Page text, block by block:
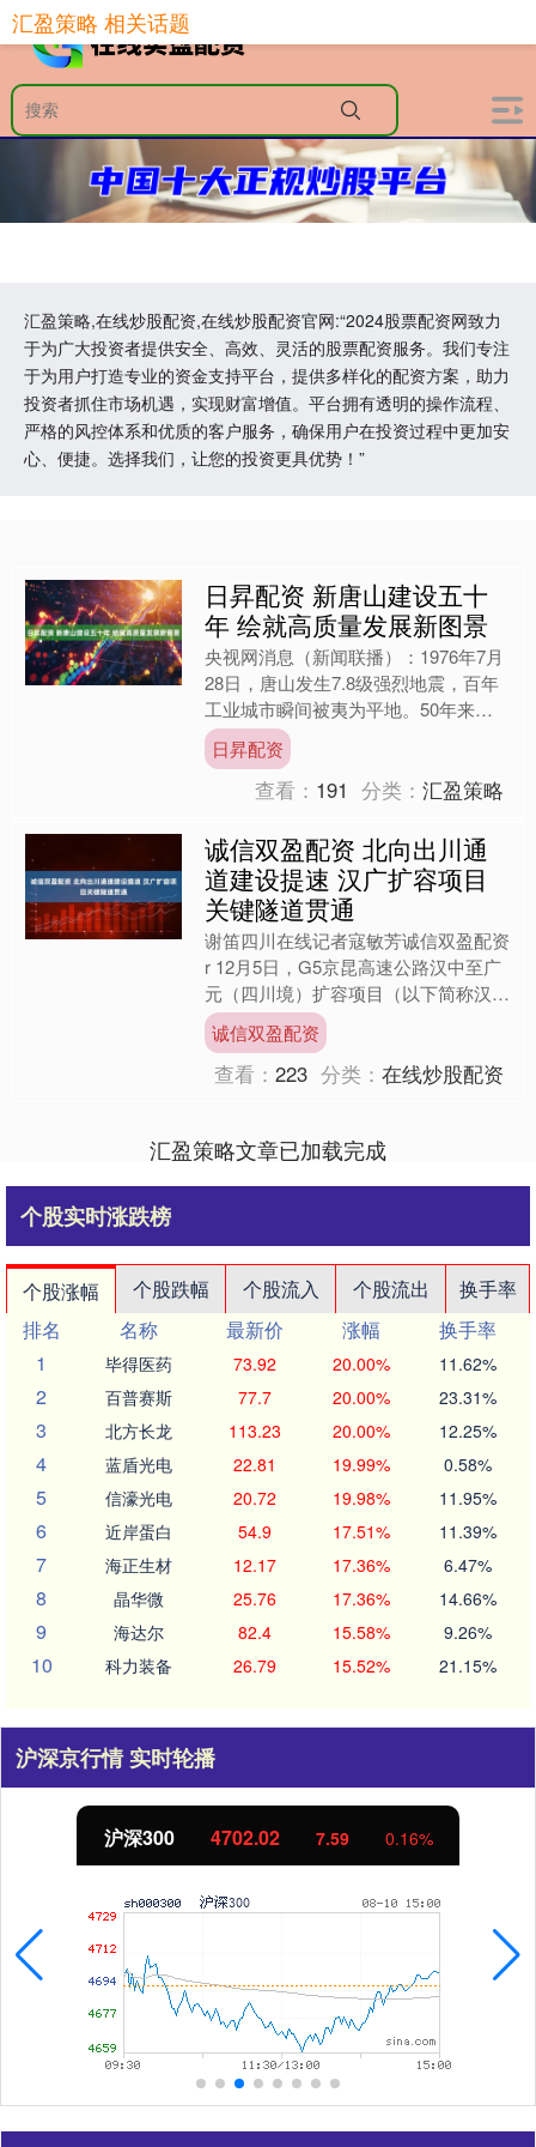
汇盈策略,在线炒股配资,在线炒股配资官网:“2024股票配资网致力
于为广大投资者提供安全、高效、灵活的股票配资服务。我们专注
于为用户打造专业的资金支持平台，提供多样化的配资方案，助力
投资者抓住市场机遇，实现财富增值。平台拥有透明的操作流程、
严格的风控体系和优质的客户服务，确保用户在投资过程中更加安
心、便捷。选择我们，让您的投资更具优势！”
汇盈策略 相关话题
日昇配资 新唐山建设五十
年 绘就高质量发展新图景
央视网消息（新闻联播）：1976年7月
28日，唐山发生7.8级强烈地震，百年
工业城市瞬间被夷为平地。50年来，
唐山从满目疮痍崛起成为一座现代化新
兴城市，不断绘就....
日昇配资
查看： 191 分类：汇盈策略
诚信双盈配资 北向出川通
道建设提速 汉广扩容项目
关键隧道贯通
谢笛四川在线记者寇敏芳诚信双盈配资
r 12月5日，G5京昆高速公路汉中至广
元（四川境）扩容项目（以下简称汉广
扩容）控制性工程万家隧道双幅精准破
岩贯通。作为全线....
诚信双盈配资
查看：223 分类：在线炒股配资
汇盈策略文章已加载完成
个股实时涨跌榜
个股涨幅 个股跌幅 个股流入 个股流出
换手率
排名
名称 最新价 涨幅
换手率
1
毕得医药 73.92 20.00% 11.62%
2 百普赛斯 77.7 20.00% 23.31%
3 北方长龙 113.23 20.00% 12.25%
4 蓝盾光电 22.81 19.99% 0.58%
5 信濠光电 20.72 19.98% 11.95%
6 近岸蛋白 54.9 17.51% 11.39%
7 海正生材 12.17 17.36% 6.47%
8 晶华微 25.76 17.36% 14.66%
9 海达尔 82.4 15.58% 9.26%
10 科力装备 26.79 15.52% 21.15%
沪深京行情 实时轮播
沪深300 4702.02 7.59 0.16%